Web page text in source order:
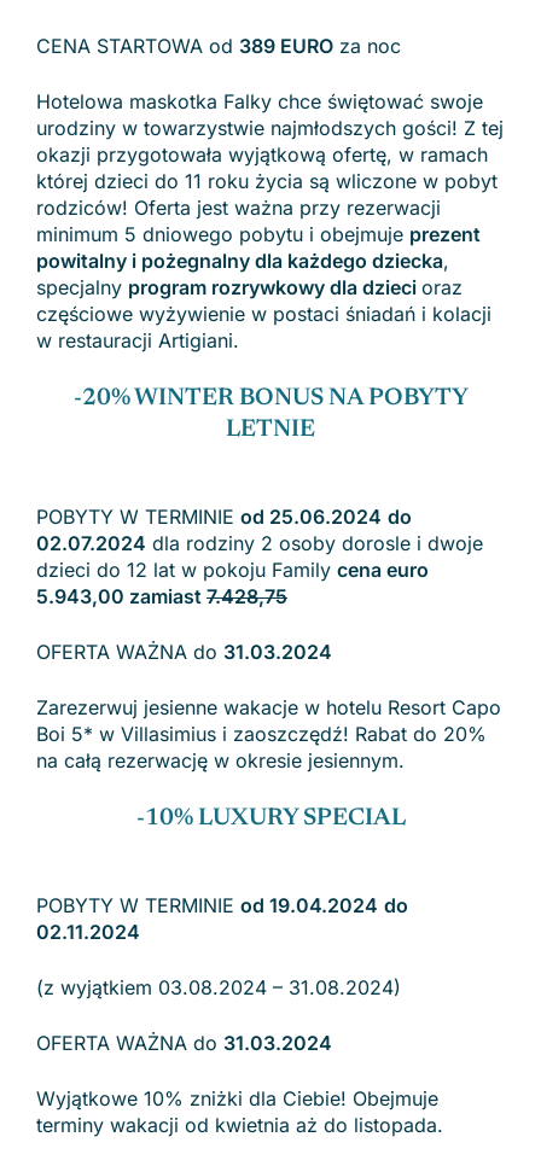
CENA STARTOWA od 389 EURO za noc
Hotelowa maskotka Falky chce świętować swoje
urodziny w towarzystwie najmłodszych gości! Z tej
okazji przygotowała wyjątkową ofertę, w ramach
której dzieci do 11 roku życia są wliczone w pobyt
rodziców! Oferta jest ważna przy rezerwacji
minimum 5 dniowego pobytu i obejmuje prezent
powitalny i pożegnalny dla każdego dziecka,
specjalny program rozrywkowy dla dzieci oraz
częściowe wyżywienie w postaci śniadań i kolacji
w restauracji Artigiani.
-20% WINTER BONUS NA POBYTY
LETNIE
POBYTY W TERMINIE od 25.06.2024 do
02.07.2024 dla rodziny 2 osoby dorosle i dwoje
dzieci do 12 lat w pokoju Family cena euro
5.943,00 zamiast 7.428,75
OFERTA WAŻNA do 31.03.2024
Zarezerwuj jesienne wakacje w hotelu Resort Capo
Boi 5* w Villasimius i zaoszczędź! Rabat do 20%
na całą rezerwację w okresie jesiennym.
-10% LUXURY SPECIAL
POBYTY W TERMINIE od 19.04.2024 do
02.11.2024
(z wyjątkiem 03.08.2024 – 31.08.2024)
OFERTA WAŻNA do 31.03.2024
Wyjątkowe 10% zniżki dla Ciebie! Obejmuje
terminy wakacji od kwietnia aż do listopada.